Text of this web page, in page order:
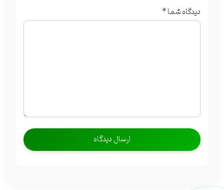
دیدگاه شما*